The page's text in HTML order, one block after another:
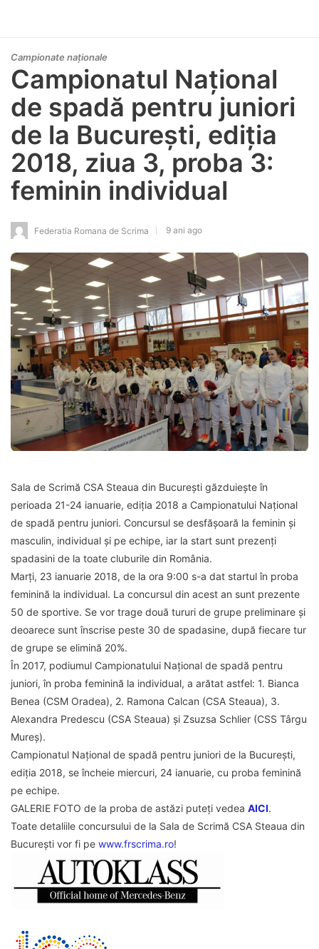
Campionate naționale
Campionatul Național
de spadă pentru juniori
de la București, ediția
2018, ziua 3, proba 3:
feminin individual
Federatia Romana de Scrima 9 ani ago
Sala de Scrimă CSA Steaua din București găzduiește în
perioada 21-24 ianuarie, ediția 2018 a Campionatului Național
de spadă pentru juniori. Concursul se desfășoară la feminin și
masculin, individual și pe echipe, iar la start sunt prezenți
spadasini de la toate cluburile din România.
Marți, 23 ianuarie 2018, de la ora 9:00 s-a dat startul în proba
feminină la individual. La concursul din acest an sunt prezente
50 de sportive. Se vor trage două tururi de grupe preliminare și
deoarece sunt înscrise peste 30 de spadasine, după fiecare tur
de grupe se elimină 20%.
În 2017, podiumul Campionatului Național de spadă pentru
juniori, în proba feminină la individual, a arătat astfel: 1. Bianca
Benea (CSM Oradea), 2. Ramona Calcan (CSA Steaua), 3.
Alexandra Predescu (CSA Steaua) și Zsuzsa Schlier (CSS Târgu
Mureș).
Campionatul Național de spadă pentru juniori de la București,
ediția 2018, se încheie miercuri, 24 ianuarie, cu proba feminină
pe echipe.
GALERIE FOTO de la proba de astăzi puteți vedea AICI.
Toate detaliile concursului de la Sala de Scrimă CSA Steaua din
București vor fi pe www.frscrima.ro!